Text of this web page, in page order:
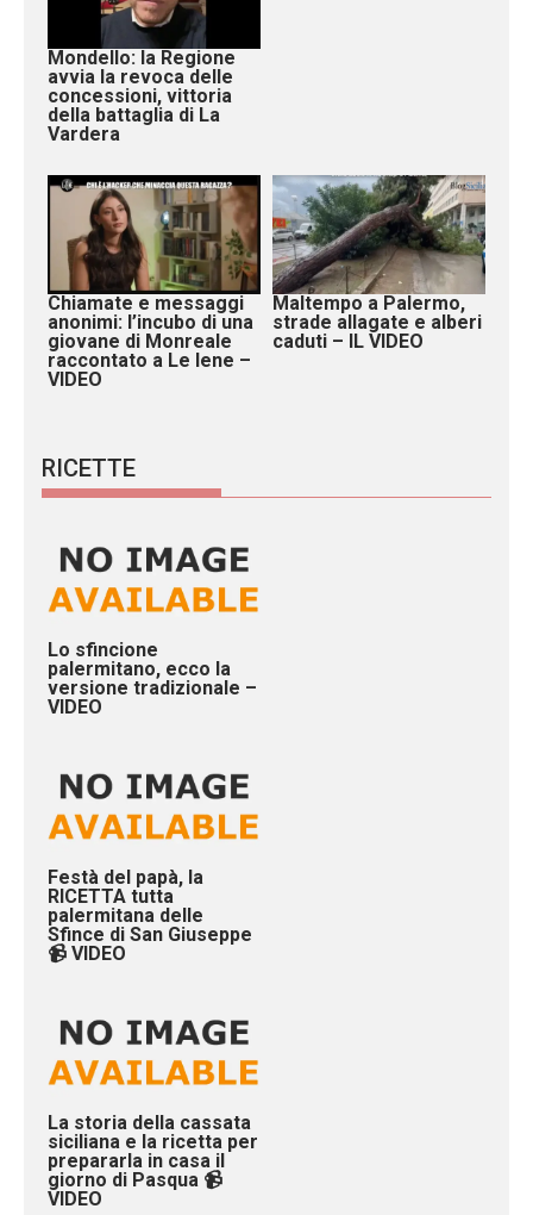
Mondello: la Regione
avvia la revoca delle
concessioni, vittoria
della battaglia di La
Vardera
Chiamate e messaggi
anonimi: l’incubo di una
giovane di Monreale
raccontato a Le Iene –
VIDEO
Maltempo a Palermo,
strade allagate e alberi
caduti – IL VIDEO
RICETTE
Lo sfincione
palermitano, ecco la
versione tradizionale –
VIDEO
Festà del papà, la
RICETTA tutta
palermitana delle
Sfince di San Giuseppe
📹 VIDEO
La storia della cassata
siciliana e la ricetta per
prepararla in casa il
giorno di Pasqua 📹
VIDEO